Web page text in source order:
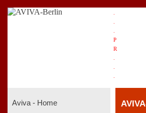
P
R
Aviva - Home